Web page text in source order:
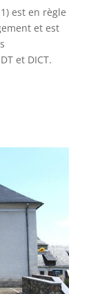
est en règle
et est
et DICT.